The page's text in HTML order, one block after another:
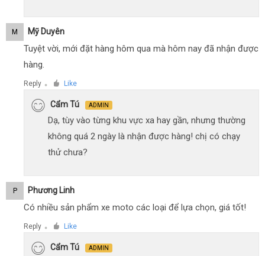
M Mỹ Duyên
Tuyệt vời, mới đặt hàng hôm qua mà hôm nay đã nhận được
hàng.
Reply ● Like
Cẩm Tú ADMIN
Dạ, tùy vào từng khu vực xa hay gần, nhưng thường
không quá 2 ngày là nhận được hàng! chị có chạy
thử chưa?
P Phương Linh
Có nhiều sản phẩm xe moto các loại để lựa chọn, giá tốt!
Reply ● Like
Cẩm Tú ADMIN